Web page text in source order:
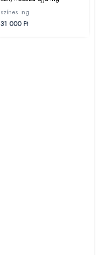
színes ing
31 000Ft